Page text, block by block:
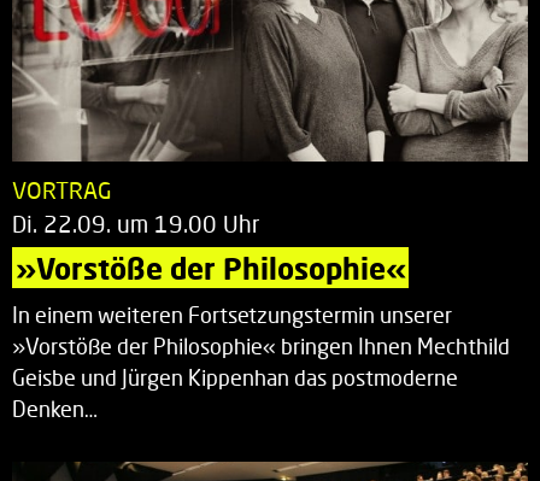
VORTRAG
Di. 22.09. um 19.00 Uhr
»Vorstöße der Philosophie«
In einem weiteren Fortsetzungstermin unserer
»Vorstöße der Philosophie« bringen Ihnen Mechthild
Geisbe und Jürgen Kippenhan das postmoderne
Denken…